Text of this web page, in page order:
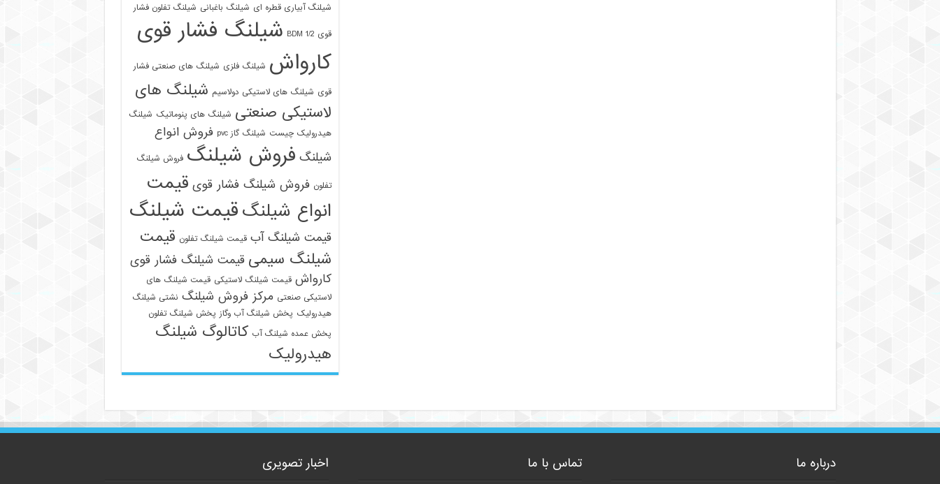
شیلنگ آبیاری قطره ای شیلنگ باغبانی شیلنگ تفلون فشار
قوی 1/2 BDM
شیلنگ فشار قوی
کارواش شیلنگ فلزی شیلنگ های صنعتی فشار
قوی شیلنگ های لاستیکی دولاسیم شیلنگ های
لاستیکی صنعتی شیلنگ های پنوماتیک شیلنگ
هیدرولیک چیست شیلنگ گاز pvc
فروش انواع
شیلنگ فروش شیلنگ فروش شیلنگ
تفلون فروش شیلنگ فشار قوی قیمت
انواع شیلنگقیمت شیلنگ
قیمت شیلنگ آب قیمت شیلنگ تفلون قیمت
شیلنگ سیمی قیمت شیلنگ فشار قوی
کارواش قیمت شیلنگ لاستیکی قیمت شیلنگ های
لاستیکی صنعتی مرکز فروش شیلنگ نشتی شیلنگ
هیدرولیک پخش شیلنگ آب وگاز پخش شیلنگ تفلون
پخش عمده شیلنگ آب کاتالوگ شیلنگ
هیدرولیک
درباره ما تماس با ما اخبار تصویری